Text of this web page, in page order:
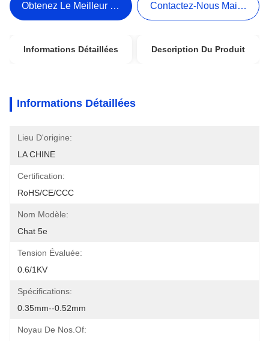
Obtenez Le Meilleur Prix Contactez-Nous Maintenant
Informations Détaillées Description Du Produit
Informations Détaillées
Lieu D'origine:
LA CHINE
Certification:
RoHS/CE/CCC
Nom Modèle:
Chat 5e
Tension Évaluée:
0.6/1KV
Spécifications:
0.35mm--0.52mm
Noyau De Nos.of: